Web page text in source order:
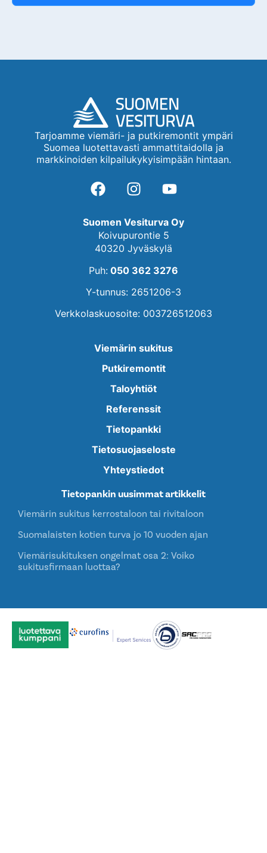
Tarjoamme viemäri- ja putkiremontit ympäri
Suomea luotettavasti ammattitaidolla ja
markkinoiden kilpailukykyisimpään hintaan.
Suomen Vesiturva Oy
Koivupurontie 5
40320 Jyväskylä
Puh: 050 362 3276
Y-tunnus: 2651206-3
Verkkolaskuosoite: 003726512063
Viemärin sukitus
Putkiremontit
Taloyhtiöt
Referenssit
Tietopankki
Tietosuojaseloste
Yhteystiedot
Tietopankin uusimmat artikkelit
Viemärin sukitus kerrostaloon tai rivitaloon
Suomalaisten kotien turva jo 10 vuoden ajan
Viemärisukituksen ongelmat osa 2: Voiko
sukitusfirmaan luottaa?